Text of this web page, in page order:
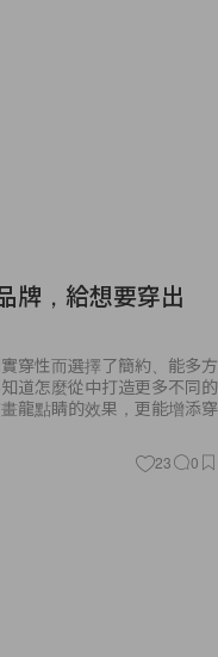
牌，給想要穿出
穿性而選擇了簡約、能多方
道怎麼從中打造更多不同的
龍點睛的效果，更能增添穿
23 0